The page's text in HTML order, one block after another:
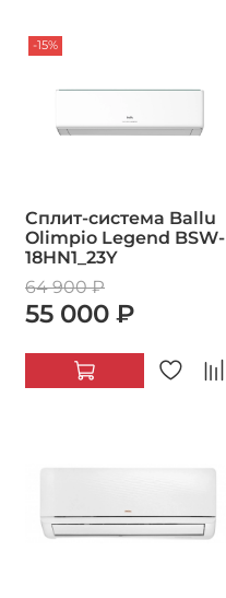
-15%
Сплит-система Ballu
Olimpio Legend BSW-
18HN1_23Y
64 900 ₽
55 000 ₽